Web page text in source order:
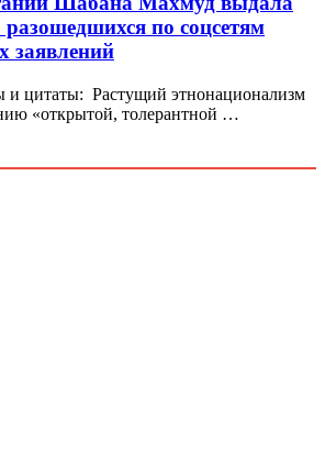
по соцсетям
заявлений
и цитаты: Растущий этнонационализм
«открытой, толерантной …